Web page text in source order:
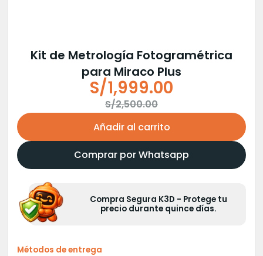
Kit de Metrología Fotogramétrica
para Miraco Plus
S/2,500.00
precio
original
era:
S/2,500.00.
S/1,999.00
precio
actual
es:
S/1,999.00.
Añadir al carrito
Comprar por Whatsapp
Compra Segura K3D - Protege tu
precio durante quince días.
Métodos de entrega